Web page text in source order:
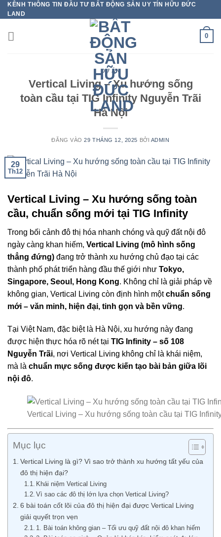
Bỏ
qua
nội
dung
KÊNH THÔNG TIN ĐẦU TƯ BẤT ĐỘNG SẢN UY TÍN HỮU ĐỨC
LAND
0
DỰ ÁN
Vertical Living – Xu hướng sống
toàn cầu tại TIG Infinity Nguyễn Trãi
Hà Nội
ĐĂNG VÀO29 THÁNG 12, 2025 BỞI ADMIN
29
Th12
Vertical Living – Xu hướng sống toàn
cầu, chuẩn sống mới tại TIG Infinity
Trong bối cảnh đô thị hóa nhanh chóng và quỹ đất nội đô
ngày càng khan hiếm, Vertical Living (mô hình sống
thẳng đứng) đang trở thành xu hướng chủ đạo tại các
thành phố phát triển hàng đầu thế giới như Tokyo,
Singapore, Seoul, Hong Kong. Không chỉ là giải pháp về
không gian, Vertical Living còn định hình mộtchuẩn sống
mới – văn minh, hiện đại, tinh gọn và bền vững.
Tại Việt Nam, đặc biệt là Hà Nội, xu hướng này đang
được hiện thực hóa rõ nét tại TIG Infinity – số 108
Nguyễn Trãi, nơi Vertical Living không chỉ là khái niệm,
mà là chuẩn mực sống được kiến tạo bài bản giữa lõi
nội đô.
Vertical Living – Xu hướng sống toàn cầu tại TIG
Mục lục
Vertical Living là gì? Vì sao trở thành xu hướng tất yếu của
đô thị hiện đại?
Khái niệm Vertical Living
Vì sao các đô thị lớn lựa chọn Vertical Living?
6 bài toán cốt lõi của đô thị hiện đại được Vertical Living
giải quyết trọn vẹn
1. Bài toán không gian – Tối ưu quỹ đất nội đô khan hiếm